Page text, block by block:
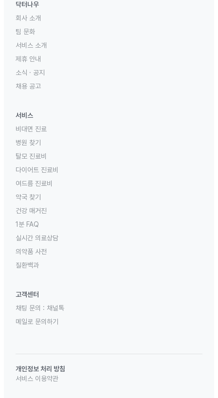
닥터나우
회사 소개
팀 문화
서비스 소개
제휴 안내
소식 · 공지
채용 공고
서비스
비대면 진료
병원 찾기
탈모 진료비
다이어트 진료비
여드름 진료비
약국 찾기
건강 매거진
1분 FAQ
실시간 의료상담
의약품 사전
질환백과
고객센터
채팅 문의 : 채널톡
메일로 문의하기
개인정보 처리 방침
서비스 이용약관